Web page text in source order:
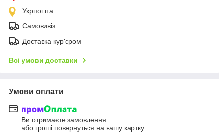
Укрпошта
Самовивіз
Доставка кур'єром
Всі умови доставки
Умови оплати
Ви отримаєте замовлення
або гроші повернуться на вашу картку